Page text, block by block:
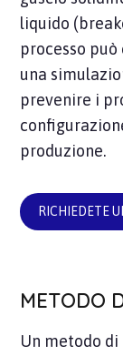
liquido
processo
una
prevenire i
produzione.
RICHIEDETE
METODO
Un metodo